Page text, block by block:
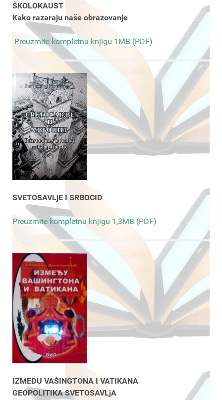
ŠKOLOKAUST
Kako razaraju naše obrazovanje
Preuzmite kompletnu knjigu 1MB (PDF)
SVETOSAVLjE I SRBOCID
Preuzmite kompletnu knjigu 1,3MB (PDF)
IZMEĐU VAŠINGTONA I VATIKANA
GEOPOLITIKA SVETOSAVLjA